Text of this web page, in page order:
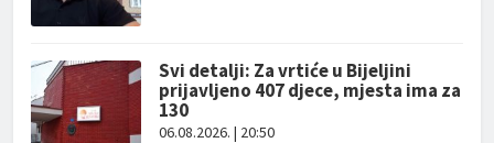
Svi detalji: Za vrtiće u Bijeljini
prijavljeno 407 djece, mjesta ima za
130
06.08.2026. | 20:50